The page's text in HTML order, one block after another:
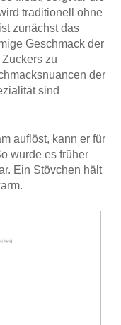
traditionell ohne
zunächst das
Geschmack der
zu
der
sind
auflöst, kann er für
wurde es früher
Ein Stövchen hält